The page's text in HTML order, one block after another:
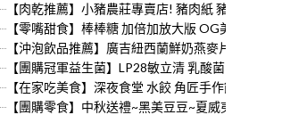
【肉乾推薦】小豬農莊專賣店! 豬肉紙 豬肉絲 豬
【零嘴甜食】棒棒糖 加倍加放大版 OG美味星棒
【沖泡飲品推薦】廣吉紐西蘭鮮奶燕麥片 每日兩
【團購冠軍益生菌】LP28敏立清 乳酸菌 新鮮好吃
【在家吃美食】深夜食堂 水餃 角匠手作餃子坊 鮮
【團購零食】中秋送禮~黑美豆豆~夏威夷豆 堅果